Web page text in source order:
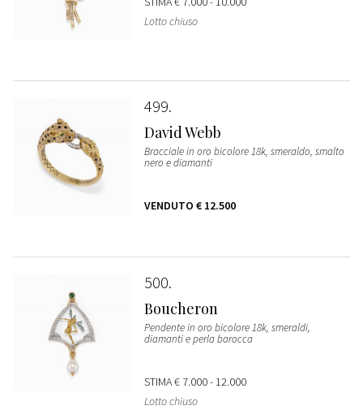
Lotto chiuso
499
David Webb
Bracciale in oro bicolore 18k, smeraldo, smalto
nero e diamanti
VENDUTO € 12.500
500
Boucheron
Pendente in oro bicolore 18k, smeraldi,
diamanti e perla barocca
STIMA€ 7.000 - 12.000
Lotto chiuso